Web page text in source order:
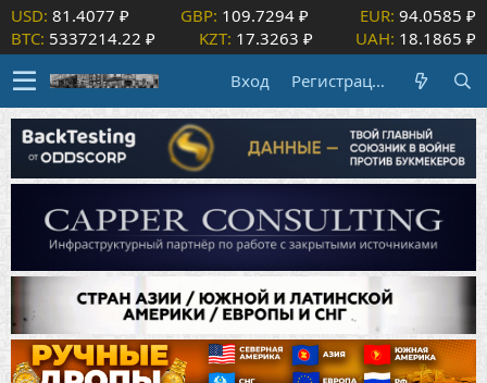
USD: 81.4077 ₽ GBP: 109.7294 ₽ EUR: 94.0585 ₽
BTC: 5337214.22 ₽ KZT: 17.3263 ₽ UAH: 18.1865 ₽
Вход
Регистрация